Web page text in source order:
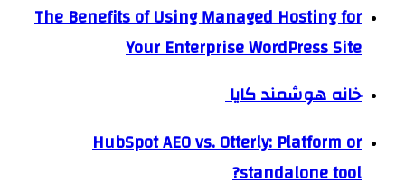
The Benefits of Using Managed Hosting for
Your Enterprise WordPress Site
خانه هوشمند کایا
HubSpot AEO vs. Otterly: Platform or
standalone tool?